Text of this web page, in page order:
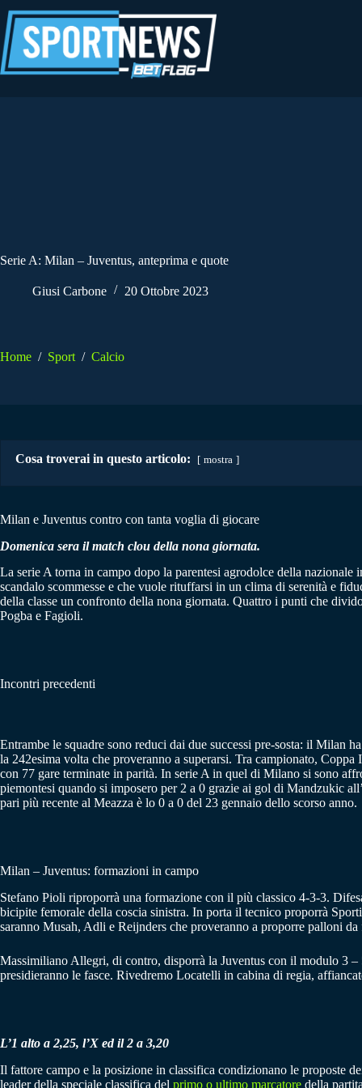
al
contenuto
Serie A: Milan – Juventus, anteprima e quote
Giusi Carbone 20 Ottobre 2023
Home / Sport / Calcio
Cosa troverai in questo articolo: mostra
Milan e Juventus contro con tanta voglia di giocare
Domenica sera il match clou della nona giornata.
La serie A torna in campo dopo la parentesi agrodolce della
scandalo scommesse e che vuole rituffarsi in un clima di serenità e
della classe un confronto della nona giornata. Quattro i punti che
Pogba e Fagioli.
Incontri precedenti
Entrambe le squadre sono reduci dai due successi pre-sosta: il Milan
la 242esima volta che proveranno a superarsi. Tra campionato,
con 77 gare terminate in parità. In serie A in quel di Milano si sono
piemontesi quando si imposero per 2 a 0 grazie ai gol di Mandzukic
pari più recente al Meazza è lo 0 a 0 del 23 gennaio dello scorso anno.
Milan – Juventus: formazioni in campo
Stefano Pioli riproporrà una formazione con il più classico 4-3-3.
bicipite femorale della coscia sinistra. In porta il tecnico proporrà
saranno Musah, Adli e Reijnders che proveranno a proporre palloni
Massimiliano Allegri, di contro, disporrà la Juventus con il modulo 3
presidieranno le fasce. Rivedremo Locatelli in cabina di regia,
L’1 alto a 2,25, l’X ed il 2 a 3,20
Il fattore campo e la posizione in classifica condizionano le proposte
leader della speciale classifica del primo o ultimo marcatore della